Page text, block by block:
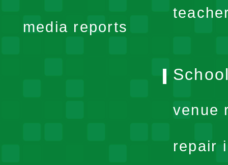
media reports
venue
repair